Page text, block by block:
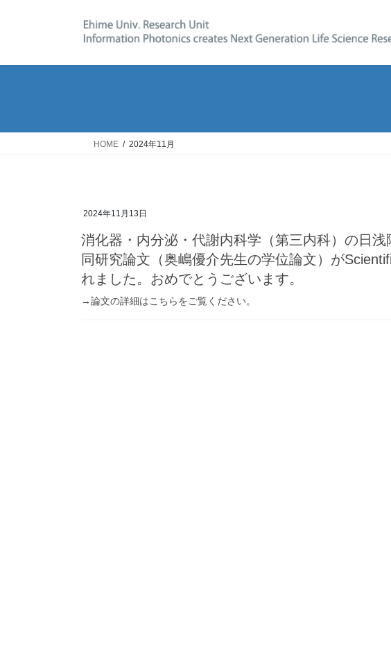
HOME 2024年11月
2024年11月13日
消化器・内分泌・代謝内科学（第三内科）の日
同研究論文（奥嶋優介先生の学位論文）が
れました。おめでとうございます。
→論文の詳細はこちらをご覧ください。